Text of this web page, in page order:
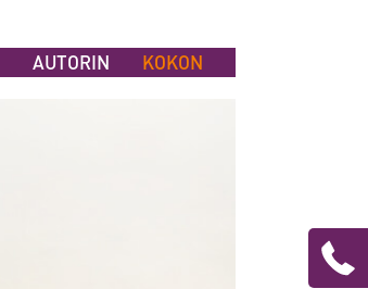
AUTORIN KOKON